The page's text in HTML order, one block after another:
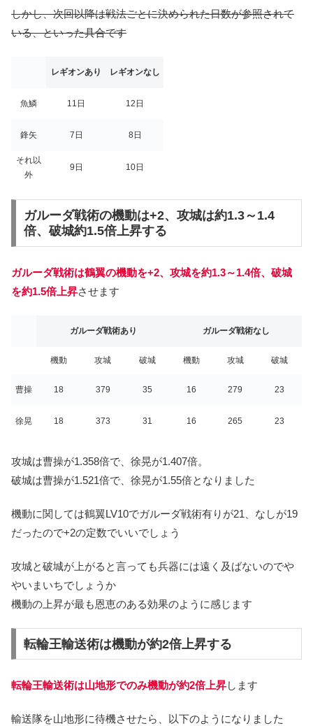
しかし、次回以降は戦法ごとに決められた日数が参照されて
いる、といった具合です
レギオンあり レギオンなし
魚鱗 11日 12日
鋒矢 7日 8日
それ以
外
9日 10日
ガルーダ戦術の機動は+2、攻城は約1.3～1.4
倍、破城約1.5倍上昇する
ガルーダ戦術は鶴翼の機動を+2、攻城を約1.3～1.4倍、破城
を約1.5倍上昇させます
ガルーダ戦術あり ガルーダ戦術なし
機動 攻城 破城 機動 攻城 破城
曹操 18 379 35 16 279 23
徐晃 18 373 31 16 265 23
攻城は曹操が1.358倍で、徐晃が1.407倍。
破城は曹操が1.521倍で、徐晃が1.55倍となりました
機動に関しては鶴翼LV10でガルーダ戦術有りが21、なしが19
だったので+2の定数でいいでしょう
攻城と破城が上がると言っても兵器には遠く及ばないのでや
やいまいちでしょうか
機動の上昇が最も恩恵のある効果のように感じます
転輪王輸送術は機動が約2倍上昇する
転輪王輸送術は山地形でのみ機動が約2倍上昇します
輸送隊を山地形に待機させたら、以下のようになりました